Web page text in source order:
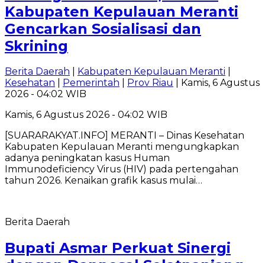
Kabupaten Kepulauan Meranti
Gencarkan Sosialisasi dan
Skrining
Berita Daerah Kabupaten Kepulauan Meranti
Kesehatan
Pemerintah Prov Riau
| Kamis, 6 Agustus
2026 - 04:02 WIB
Kamis, 6 Agustus 2026 - 04:02 WIB
[SUARARAKYAT.INFO] MERANTI – Dinas Kesehatan
Kabupaten Kepulauan Meranti mengungkapkan
adanya peningkatan kasus Human
Immunodeficiency Virus (HIV) pada pertengahan
tahun 2026. Kenaikan grafik kasus mulai…
Berita Daerah
Bupati Asmar Perkuat Sinergi